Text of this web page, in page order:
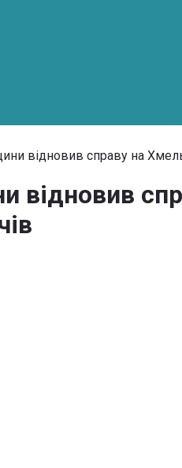
відновив справу на
відновив